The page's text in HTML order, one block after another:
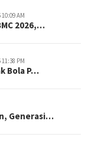
AM
2026,…
PM
Bola P…
Generasi…